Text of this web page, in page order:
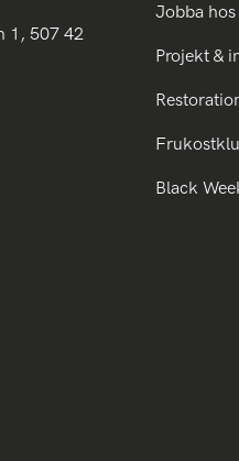
1, 507 42
Jobba hos
Projekt &
Black